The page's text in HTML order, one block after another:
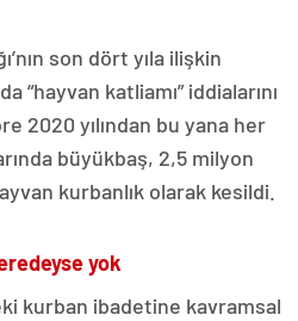
son dört yıla ilişkin
“hayvan katliamı” iddialarını
2020 yılından bu yana her
büyükbaş, 2,5 milyon
kurbanlık olarak kesildi.
yok
kurban ibadetine kavramsal